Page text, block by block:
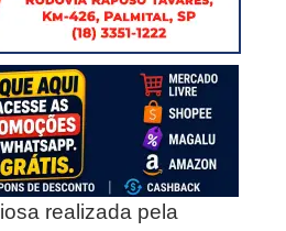
realizada pela